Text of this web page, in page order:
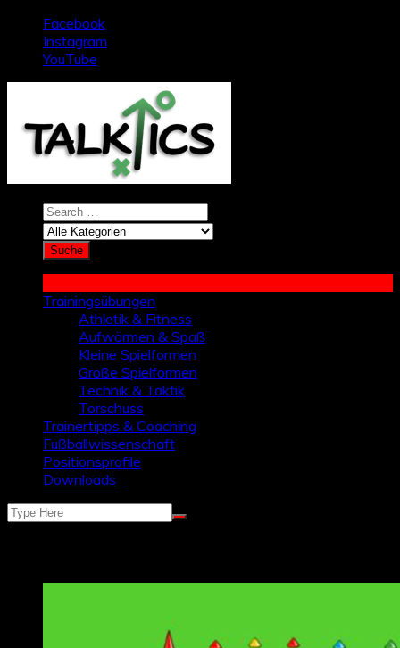
springen
Facebook
Instagram
YouTube
Trainingsübungen
Athletik & Fitness
Aufwärmen & Spaß
Kleine Spielformen
Große Spielformen
Technik & Taktik
Torschuss
Trainertipps & Coaching
Fußballwissenschaft
Positionsprofile
Downloads